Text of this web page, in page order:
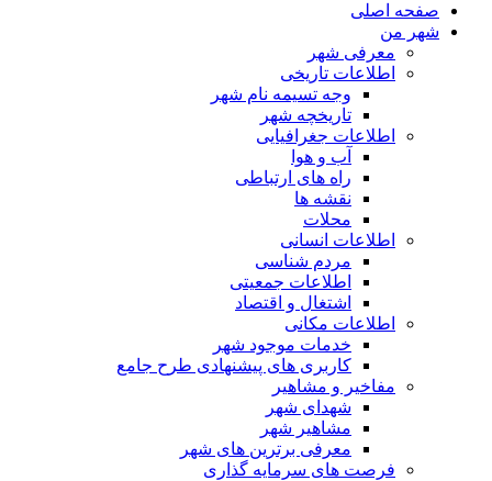
صفحه اصلی
شهر من
معرفی شهر
اطلاعات تاریخی
وجه تسیمه نام شهر
تاریخچه شهر
اطلاعات جغرافیایی
آب و هوا
راه های ارتباطی
نقشه ها
محلات
اطلاعات انسانی
مردم شناسی
اطلاعات جمعیتی
اشتغال و اقتصاد
اطلاعات مکانی
خدمات موجود شهر
کاربری های پیشنهادی طرح جامع
مفاخیر و مشاهیر
شهدای شهر
مشاهیر شهر
معرفی برترین های شهر
فرصت های سرمایه گذاری